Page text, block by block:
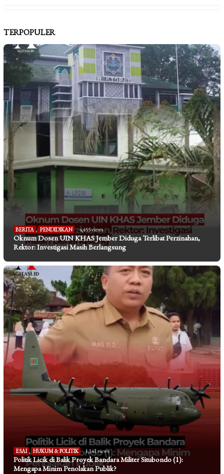
TERPOPULER
BERITA , PENDIDIKAN 4,455 views
Oknum Dosen UIN KHAS Jember Diduga Terlibat Perzinahan,
Rektor: Investigasi Masih Berlangsung
ESAI , HUKUM & POLITIK 1,141 views
Politik Licik di Balik Proyek Bandara Militer Situbondo (1):
Mengapa Minim Penolakan Publik?